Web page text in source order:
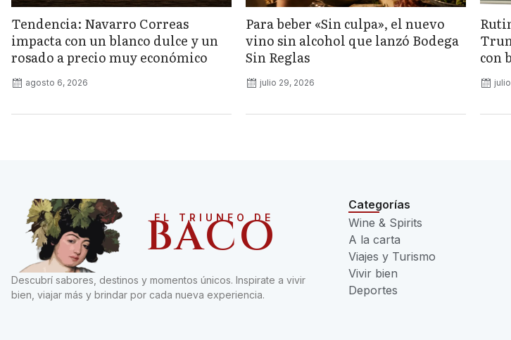
Tendencia: Navarro Correas
impacta con un blanco dulce y un
rosado a precio muy económico
agosto 6, 2026
Para beber «Sin culpa», el nuevo
vino sin alcohol que lanzó Bodega
Sin Reglas
julio 29, 2026
con
EL TRIUNFO DE
BACO
Descubrí sabores, destinos y momentos únicos. Inspirate a vivir
bien, viajar más y brindar por cada nueva experiencia.
Categorías
Wine & Spirits
A la carta
Viajes y Turismo
Vivir bien
Deportes